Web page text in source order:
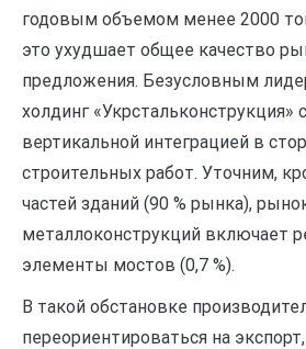
годовым объемом менее 2000
это ухудшает общее качество
предложения. Безусловным
холдинг «Укрстальконструкция»
вертикальной интеграцией в
строительных работ. Уточним,
частей зданий (90 % рынка),
металлоконструкций включает
элементы мостов (0,7 %).
В такой обстановке
переориентироваться на